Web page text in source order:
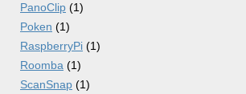
PanoClip (1)
Poken (1)
RaspberryPi (1)
Roomba (1)
ScanSnap (1)